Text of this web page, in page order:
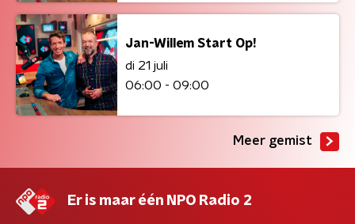
Jan-Willem Start Op!
di 21 juli
06:00 - 09:00
Meer gemist
Er is maar één NPO Radio 2